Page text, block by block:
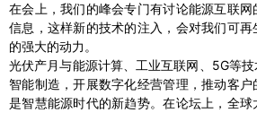
在会上，我们的峰会专门有讨论能源互联
信息，这样新的技术的注入，会对我们可
的强大的动力。
光伏产月与能源计算、工业互联网、5G等
智能制造，开展数字化经营管理，推动客
是智慧能源时代的新趋势。在论坛上，全球